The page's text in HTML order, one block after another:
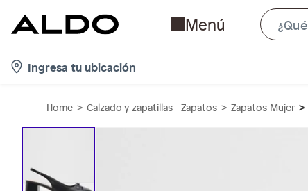
Menú
Ingresa tu ubicación
Home Calzado y zapatillas - Zapatos Zapatos Mujer